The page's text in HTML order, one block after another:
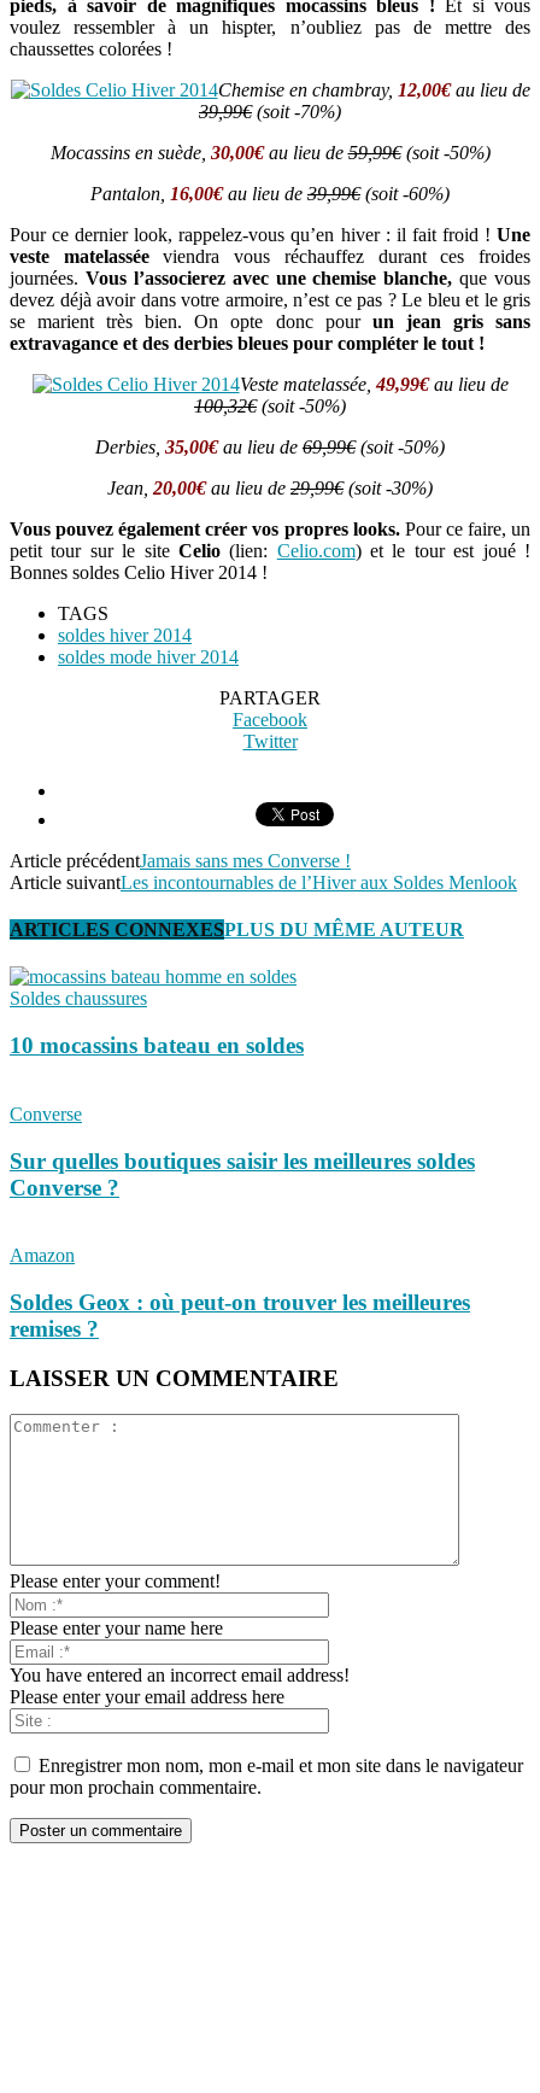
pieds, à savoir de magnifiques mocassins bleus ! Et si vous
voulez ressembler à un hispter, n’oubliez pas de mettre des
chaussettes colorées !
Chemise en chambray, 12,00€au lieu de
39,99€(soit -70%)
Mocassins en suède, 30,00€au lieu de59,99€(soit -50%)
Pantalon, 16,00€au lieu de 39,99€(soit -60%)
Pour ce dernier look, rappelez-vous qu’en hiver : il fait froid ! Une
veste matelasséeviendra vous réchauffez durant ces froides
journées. Vous l’associerez avec une chemise blanche, que vous
devez déjà avoir dans votre armoire, n’est ce pas ? Le bleu et le gris
se marient très bien. On opte donc pour un jean gris sans
extravagance et des derbies bleues pour compléter le tout !
Veste matelassée,49,99€au lieu de
100,32€(soit -50%)
Derbies, 35,00€au lieu de 69,99€(soit -50%)
Jean, 20,00€au lieu de 29,99€(soit -30%)
Vous pouvez également créer vos propres looks.Pour ce faire, un
petit tour sur le siteCelio(lien: Celio.com) et le tour est joué !
Bonnes soldes Celio Hiver 2014 !
TAGS
soldes hiver 2014
soldes mode hiver 2014
PARTAGER
Facebook
Twitter
Article précédentJamais sans mes Converse !
Article suivantLes incontournables de l’Hiver aux Soldes Menlook
ARTICLES CONNEXESPLUS DU MÊME AUTEUR
Soldes chaussures
10 mocassins bateau en soldes
Converse
Sur quelles boutiques saisir les meilleures soldes
Converse ?
Amazon
Soldes Geox : où peut-on trouver les meilleures
remises ?
LAISSER UN COMMENTAIRE
Please enter your comment!
Please enter your name here
You have entered an incorrect email address!
Please enter your email address here
Enregistrer mon nom, mon e-mail et mon site dans le navigateur
pour mon prochain commentaire.